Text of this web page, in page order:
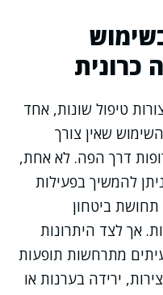
כרונית
טיפול שונות, אחד
שאין צורך
דרך הפה. לא אחת,
להמשיך בפעילות
ביטחון
אך לצד היתרונות
מתרחשות תופעות
ירידה בערנות או